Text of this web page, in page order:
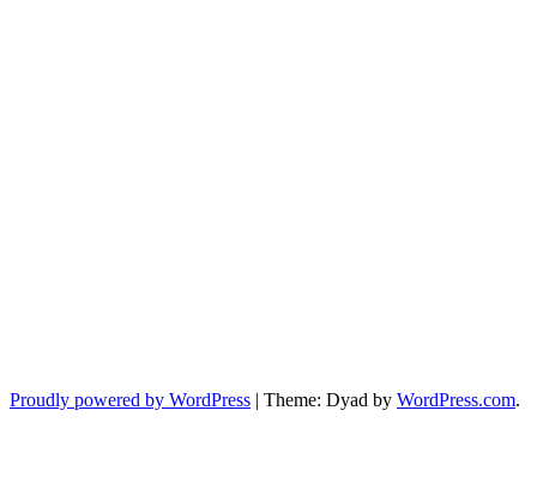
Proudly powered by WordPress | Theme: Dyad by WordPress.com.